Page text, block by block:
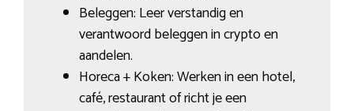
Beleggen: Leer verstandig en
verantwoord beleggen in crypto en
aandelen.
Horeca + Koken: Werken in een hotel,
café, restaurant of richt je een